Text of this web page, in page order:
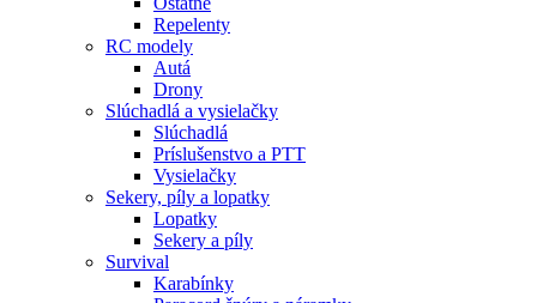
Repelenty
RC modely
Autá
Drony
Slúchadlá a vysielačky
Slúchadlá
Príslušenstvo a PTT
Vysielačky
Sekery, píly a lopatky
Lopatky
Sekery a píly
Survival
Karabínky